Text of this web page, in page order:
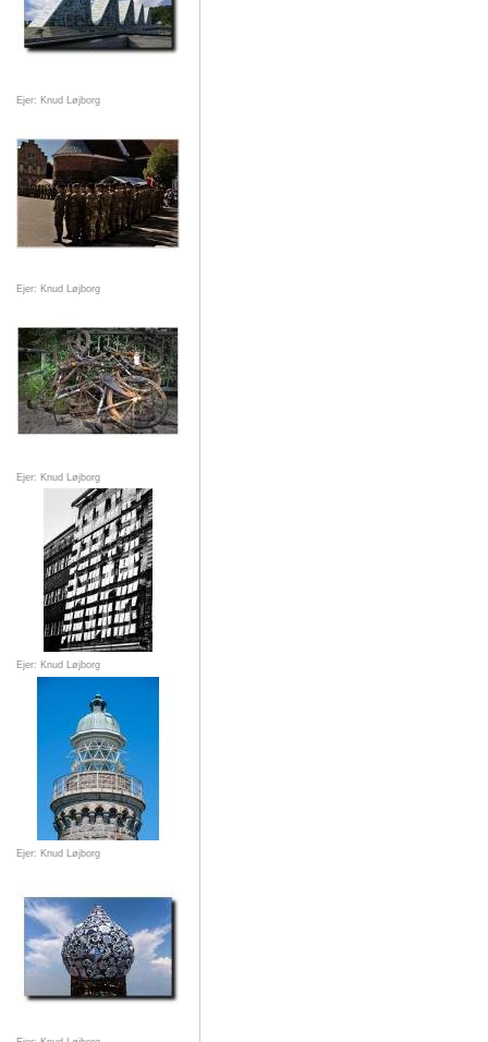
Ejer: Knud Løjborg
Ejer: Knud Løjborg
Ejer: Knud Løjborg
Ejer: Knud Løjborg
Ejer: Knud Løjborg